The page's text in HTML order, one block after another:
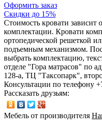
Оформить заказ
Скидки до 15%
Стоимость кровати зависит
комплектации. Кровати
ортопедической решеткой
подъемным механизмом.
выбрать комплектацию,
отделе "Гора матрасов" по
128-а, ТЦ "Таксопарк",
Консультации по телефону
Рассказать друзьям:
Мебель от производителя